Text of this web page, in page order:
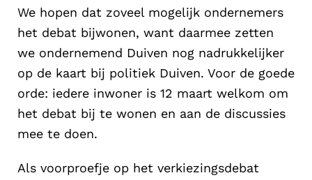
We hopen dat zoveel mogelijk ondernemers
het debat bijwonen, want daarmee zetten
we ondernemend Duiven nog nadrukkelijker
op de kaart bij politiek Duiven. Voor de goede
orde: iedere inwoner is 12 maart welkom om
het debat bij te wonen en aan de discussies
mee te doen.
Als voorproefje op het verkiezingsdebat